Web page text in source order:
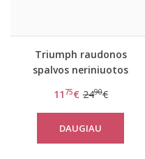
Triumph raudonos
spalvos neriniuotos
Darling Hipster
11 75€ 2490€
DAUGIAU